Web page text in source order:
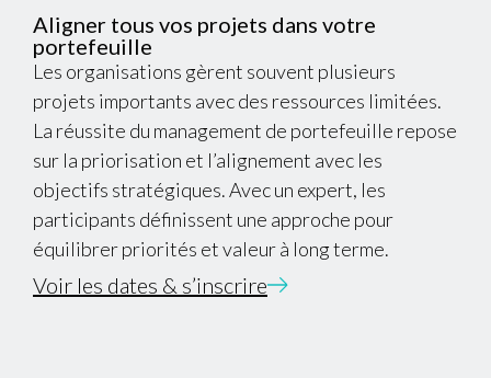
Aligner tous vos projets dans votre
portefeuille
Les organisations gèrent souvent plusieurs
projets importants avec des ressources limitées.
La réussite du management de portefeuille repose
sur la priorisation et l’alignement avec les
objectifs stratégiques. Avec un expert, les
participants définissent une approche pour
équilibrer priorités et valeur à long terme.
Voir les dates & s’inscrire